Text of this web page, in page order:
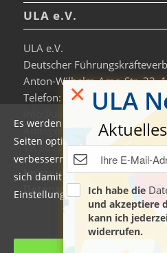
ULA e.V.
ULA e.V.
Deutscher
Anton-Wilhelm-Amo-Str. 33,
Telefon: +49 30-306963-0
Amtsgericht Charlottenburg
VR 36138 B
Impressum
Datenschutzerklärung &
Es werden auf dieser Website
Seiten optimiert darzustellen
verbessern. Durch die Nutzung
sich damit einverstanden.
Einstellungen finden Sie auch in
Manage
ULA
Ich habe die
und akzeptiere
kann ich
widerrufen.
×